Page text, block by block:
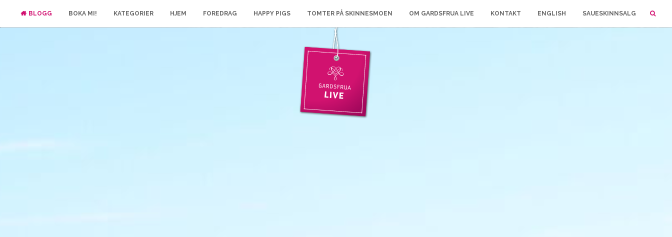
BLOGG BOKA MI! KATEGORIER HJEM FOREDRAG HAPPY PIGS TOMTER PÅ SKINNESMOEN OM GARDSFRUA LIVE KONTAKT ENGLISH SAUESKINNSALG